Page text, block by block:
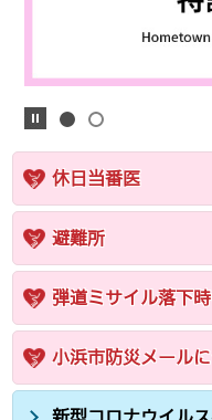
休日当番医
避難所
弾道ミサイル落下
小浜市防災メール